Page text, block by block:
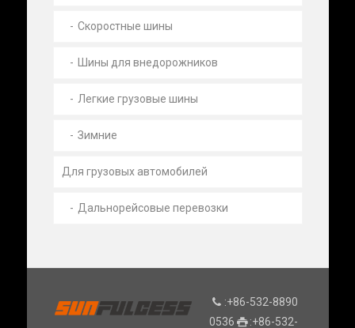
Cкоростные шины
Шины для внедорожников
Легкие грузовые шины
Зимние
Для грузовых автомобилей
Дальнорейсовые перевозки
:+86-532-8890
0536
:+86-532-